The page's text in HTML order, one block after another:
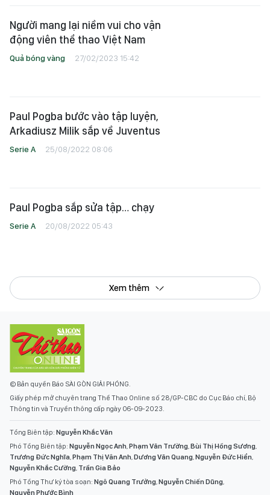
Người mang lại niềm vui cho vận
động viên thể thao Việt Nam
Quả bóng vàng 27/02/2023 15:42
Paul Pogba bước vào tập luyện,
Arkadiusz Milik sắp về Juventus
Serie A 25/08/2022 08:06
Paul Pogba sắp sửa tập… chạy
Serie A 20/08/2022 05:43
Xem thêm
© Bản quyền Báo SÀI GÒN GIẢI PHÓNG.
Giấy phép mở chuyên trang Thể Thao Online số 28/GP-CBC do Cục Báo chí, Bộ
Thông tin và Truyền thông cấp ngày 06-09-2023.
Tổng Biên tập: Nguyễn Khắc Văn
Phó Tổng Biên tập: Nguyễn Ngọc Anh,Phạm Văn Trường,Bùi Thị Hồng Sương,
Trương Đức Nghĩa,Phạm Thị Vân Anh,Dương Văn Quang,Nguyễn Đức Hiển,
Nguyễn Khắc Cường, Trần Gia Bảo
Phó Tổng Thư ký tòa soạn: Ngô Quang Trưởng,Nguyễn Chiến Dũng,
Nguyễn Phước Bình